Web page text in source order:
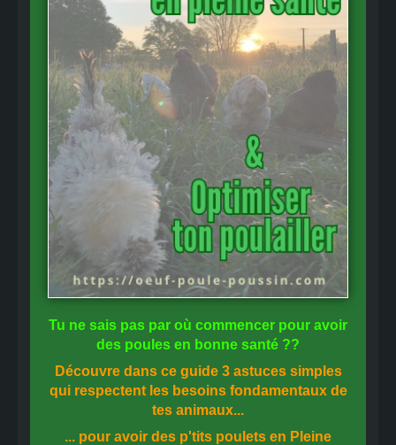
Tu ne sais pas par où commencer pour avoir
des poules en bonne santé ??
Découvre dans ce guide 3 astuces simples
qui respectent les besoins fondamentaux de
tes animaux...
... pour avoir des p'tits poulets en Pleine